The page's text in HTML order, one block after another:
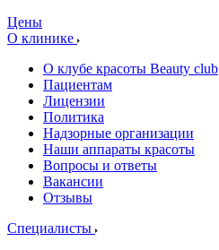
Цены
О клинике
О клубе красоты Beauty club
Пациентам
Лицензии
Политика
Надзорные организации
Наши аппараты красоты
Вопросы и ответы
Вакансии
Отзывы
Специалисты